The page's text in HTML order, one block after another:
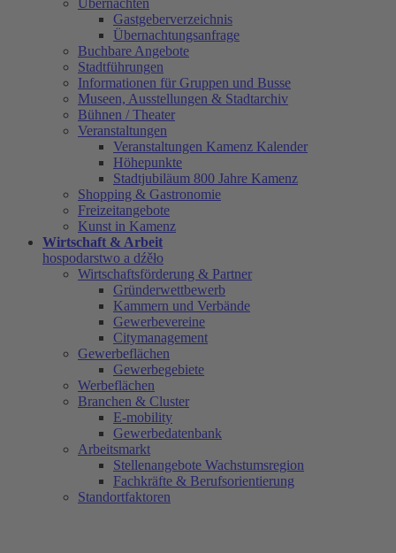
Übernachten
Gastgeberverzeichnis
Übernachtungsanfrage
Buchbare Angebote
Stadtführungen
Informationen für Gruppen und Busse
Museen, Ausstellungen & Stadtarchiv
Bühnen / Theater
Veranstaltungen
Veranstaltungen Kamenz Kalender
Höhepunkte
Stadtjubiläum 800 Jahre Kamenz
Shopping & Gastronomie
Freizeitangebote
Kunst in Kamenz
Wirtschaft & Arbeit
hospodarstwo a dźěło
Wirtschaftsförderung & Partner
Gründerwettbewerb
Kammern und Verbände
Gewerbevereine
Citymanagement
Gewerbeflächen
Gewerbegebiete
Werbeflächen
Branchen & Cluster
E-mobility
Gewerbedatenbank
Arbeitsmarkt
Stellenangebote Wachstumsregion
Fachkräfte & Berufsorientierung
Standortfaktoren